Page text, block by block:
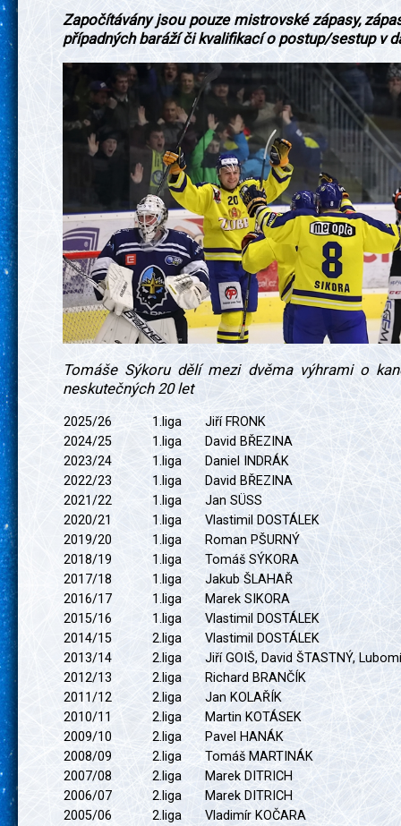
Započítávány jsou pouze mistrovské zápasy,
případných baráží či kvalifikací o postup/sestup v
Tomáše Sýkoru dělí mezi dvěma výhrami o
neskutečných 20 let
2025/26 1.liga
Jiří FRONK
2024/25
1.liga
David BŘEZINA
2023/24
1.liga
Daniel INDRÁK
2022/23
1.liga
David BŘEZINA
2021/22
1.liga
Jan SÜSS
2020/21
1.liga
Vlastimil DOSTÁLEK
2019/20
1.liga
Roman PŠURNÝ
2018/19
1.liga
Tomáš SÝKORA
2017/18
1.liga
Jakub ŠLAHAŘ
2016/17
1.liga
Marek SIKORA
2015/16
1.liga
Vlastimil DOSTÁLEK
2014/15
2.liga
Vlastimil DOSTÁLEK
2013/14
2.liga
Jiří GOIŠ, David ŠTASTNÝ,
2012/13
2.liga
Richard BRANČÍK
2011/12
2.liga
Jan KOLAŘÍK
2010/11
2.liga
Martin KOTÁSEK
2009/10
2.liga
Pavel HANÁK
2008/09
2.liga
Tomáš MARTINÁK
2007/08
2.liga
Marek DITRICH
2006/07
2.liga
Marek DITRICH
2005/06
2.liga
Vladimír KOČARA